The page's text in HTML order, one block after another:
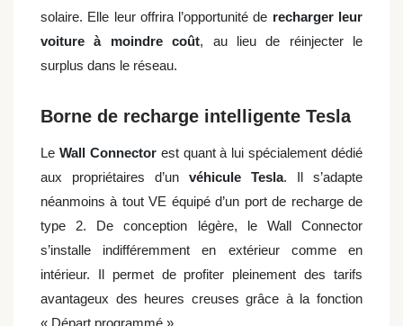
solaire. Elle leur offrira l’opportunité de recharger leur
voiture à moindre coût, au lieu de réinjecter le
surplus dans le réseau.
Borne de recharge intelligente Tesla
Le Wall Connector est quant à lui spécialement dédié
aux propriétaires d’un véhicule Tesla. Il s’adapte
néanmoins à tout VE équipé d’un port de recharge de
type 2. De conception légère, le Wall Connector
s’installe indifféremment en extérieur comme en
intérieur. Il permet de profiter pleinement des tarifs
avantageux des heures creuses grâce à la fonction